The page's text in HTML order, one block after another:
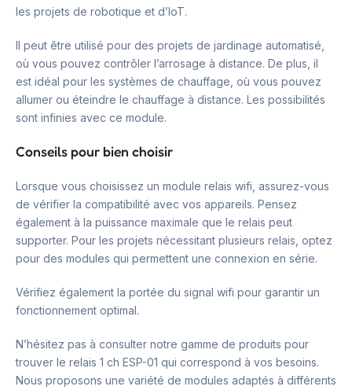
les projets de robotique et d’IoT.
Il peut être utilisé pour des projets de jardinage automatisé,
où vous pouvez contrôler l’arrosage à distance. De plus, il
est idéal pour les systèmes de chauffage, où vous pouvez
allumer ou éteindre le chauffage à distance. Les possibilités
sont infinies avec ce module.
Conseils pour bien choisir
Lorsque vous choisissez un module relais wifi, assurez-vous
de vérifier la compatibilité avec vos appareils. Pensez
également à la puissance maximale que le relais peut
supporter. Pour les projets nécessitant plusieurs relais, optez
pour des modules qui permettent une connexion en série.
Vérifiez également la portée du signal wifi pour garantir un
fonctionnement optimal.
N’hésitez pas à consulter notre gamme de produits pour
trouver le relais 1 ch ESP-01 qui correspond à vos besoins.
Nous proposons une variété de modules adaptés à différents